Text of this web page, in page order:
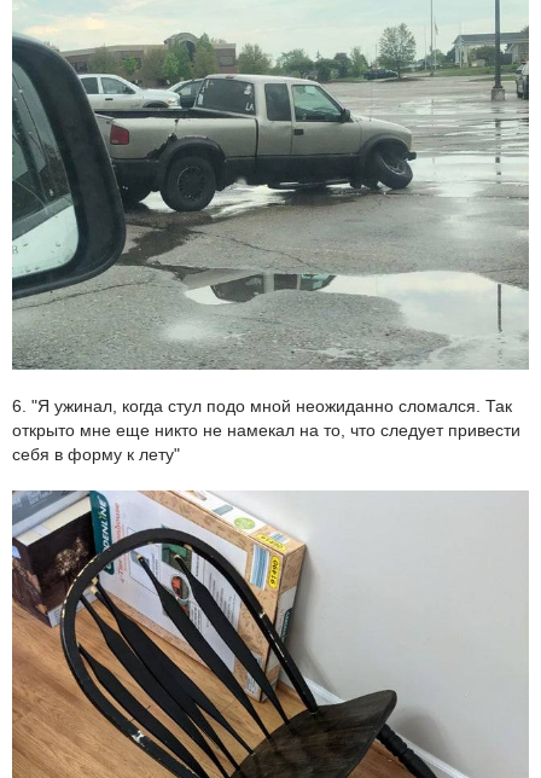
6. "Я ужинал, когда стул подо мной неожиданно сломался. Так
открыто мне еще никто не намекал на то, что следует привести
себя в форму к лету"